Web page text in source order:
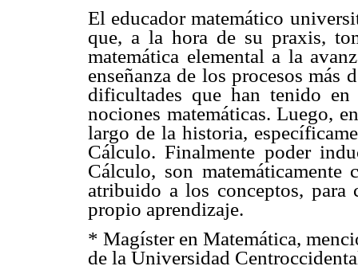
El educador matemático
que, a la hora de su praxis,
matemática elemental a la
enseñanza de los procesos más
dificultades que han tenido
nociones matemáticas. Luego,
largo de la historia,
Cálculo. Finalmente poder
Cálculo, son
atribuido a los conceptos,
propio aprendizaje.
* Magíster en Matemática,
de la Universidad